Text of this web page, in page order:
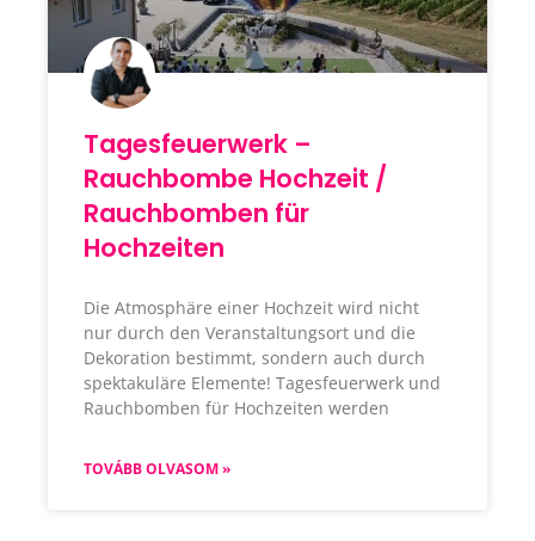
Tagesfeuerwerk –
Rauchbombe Hochzeit /
Rauchbomben für
Hochzeiten
Die Atmosphäre einer Hochzeit wird nicht
nur durch den Veranstaltungsort und die
Dekoration bestimmt, sondern auch durch
spektakuläre Elemente! Tagesfeuerwerk und
Rauchbomben für Hochzeiten werden
TOVÁBB OLVASOM »